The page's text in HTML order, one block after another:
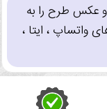
عکس طرح را به
واتساپ ، ایتا ،